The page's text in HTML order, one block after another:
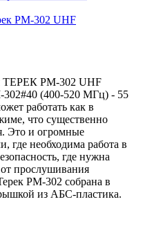
РМ-302 UHF
ТЕРЕК РМ-302 UHF
302#40 (400-520 МГц) - 55
работать как в
что существенно
Это и огромные
где необходима работа в
где нужна
прослушивания
РМ-302 собрана в
из АБС-пластика.